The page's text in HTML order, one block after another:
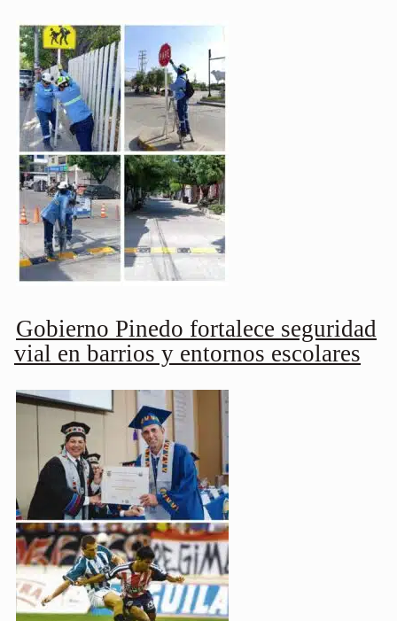
Gobierno Pinedo fortalece seguridad
vial en barrios y entornos escolares